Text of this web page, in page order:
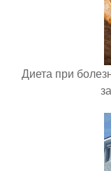
Диета при